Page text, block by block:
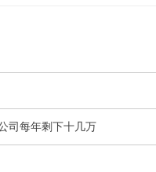
司每年剩下十几万